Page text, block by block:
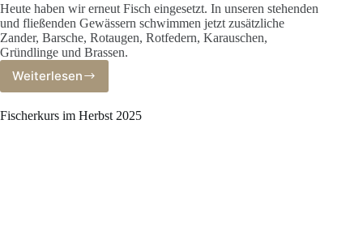
Heute haben wir erneut Fisch eingesetzt. In unseren stehenden
und fließenden Gewässern schwimmen jetzt zusätzliche
Zander, Barsche, Rotaugen, Rotfedern, Karauschen,
Gründlinge und Brassen.
WeiterlesenFischbesatz
–
Fischerkurs im Herbst 2025